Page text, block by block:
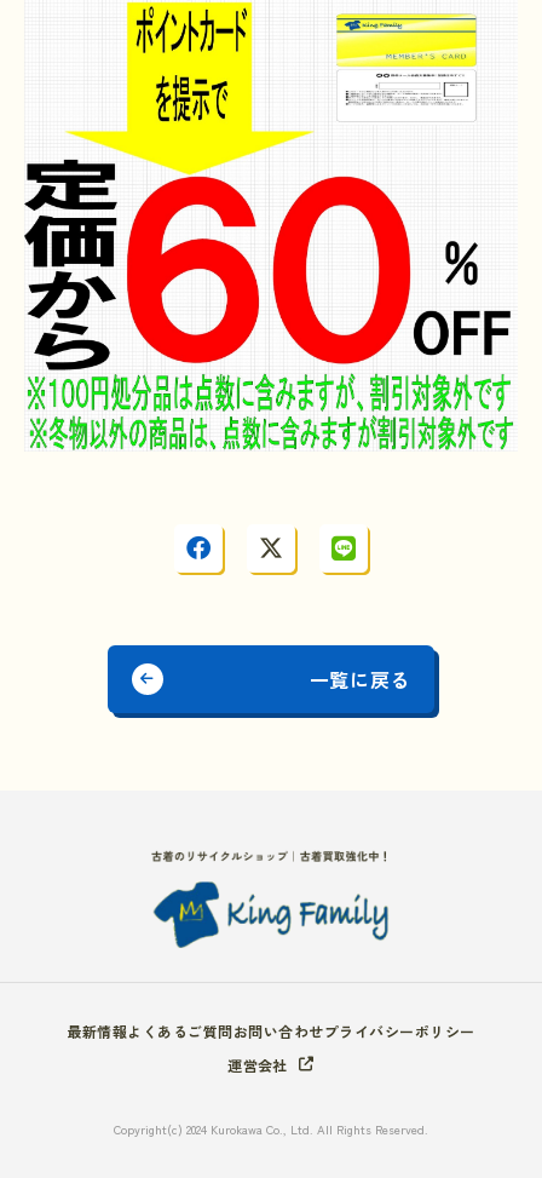
一覧に戻る
Copyright(c) 2024 Kurokawa Co., Ltd. All Rights Reserved.
最新情報よくあるご質問お問い合わせプライバシーポリシー
運営会社